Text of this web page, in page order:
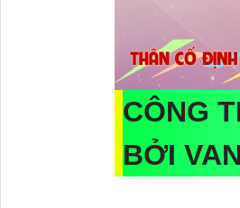
CÔNG
BỞI